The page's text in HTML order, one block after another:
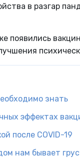
в разгар
появились
знать
эффектах
после COVID-19
нам бывает